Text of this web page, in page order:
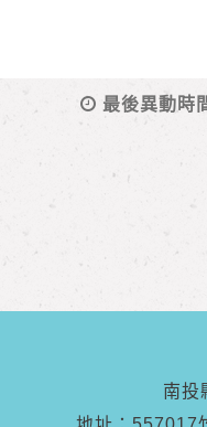
最後異動時
南投